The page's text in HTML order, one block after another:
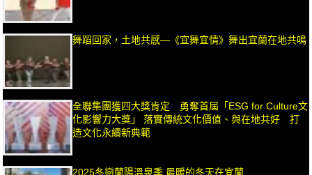
舞蹈回家，土地共感—《宜舞宜情》舞出宜蘭在地共鳴
全聯集團獲四大獎肯定 勇奪首屆「ESG for Culture文
化影響力大獎」 落實傳統文化價值、與在地共好 打
造文化永續新典範
2025冬戀蘭陽溫泉季 最暖的冬天在宜蘭